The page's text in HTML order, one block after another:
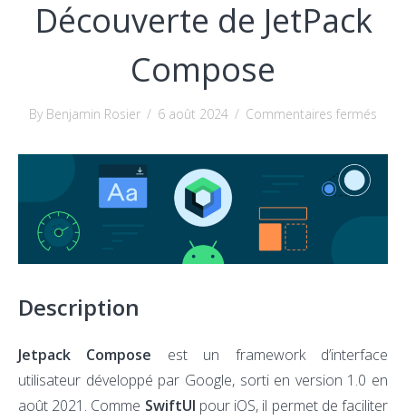
Découverte de JetPack
Compose
By Benjamin Rosier / 6 août 2024 / Commentaires fermés
Description
Jetpack Compose est un framework d’interface
utilisateur développé par Google, sorti en version 1.0 en
août 2021. Comme SwiftUI pour iOS, il permet de faciliter